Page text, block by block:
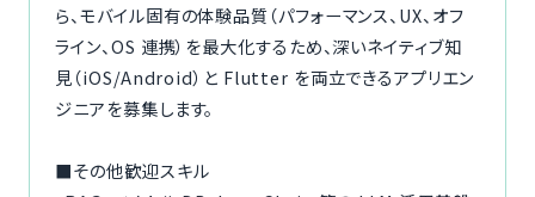
ら、モバイル固有の体験品質（パフォーマンス、UX、オフ
ライン、OS 連携）を最大化するため、深いネイティブ知
見（iOS/Android）と Flutter を両立できるアプリエン
ジニアを募集します。
■その他歓迎スキル